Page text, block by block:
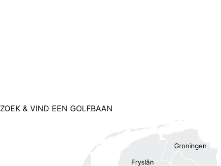
ZOEK & VIND EEN GOLFBAAN
Fryslân
Groningen